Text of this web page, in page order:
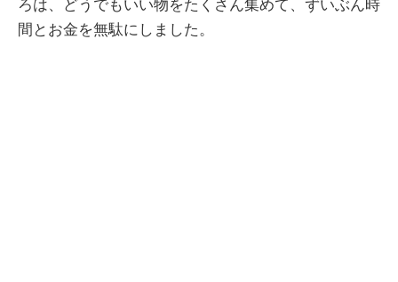
ろは、どうでもいい物をたくさん集めて、ずいぶん時
間とお金を無駄にしました。